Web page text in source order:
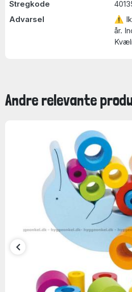
Stregkode
Advarsel
⚠
år.
Andre relevante